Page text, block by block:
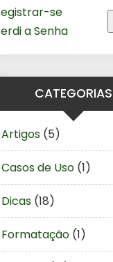
se
a Senha
CATEGORIAS
Artigos (5)
Casos de Uso (1)
Dicas (18)
Formatação (1)